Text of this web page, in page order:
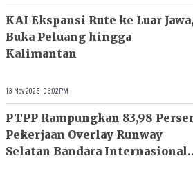
KAI Ekspansi Rute ke Luar Jawa,
Buka Peluang hingga
Kalimantan
13 Nov 2025 - 06:02PM
PTPP Rampungkan 83,98
Pekerjaan Overlay Runway
Selatan Bandara Internasional